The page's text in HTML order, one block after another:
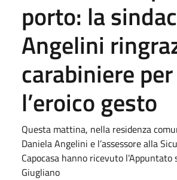
porto: la
Angelini
carabiniere per
l’eroico gesto
Questa mattina, nella residenza
Daniela Angelini e l’assessore alla
Capocasa hanno ricevuto l’Appuntato
Giugliano